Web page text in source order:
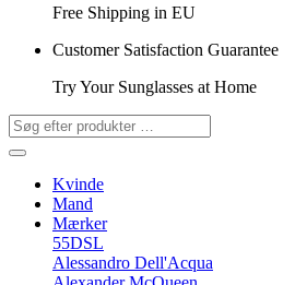
Free Shipping in EU
Customer Satisfaction Guarantee
Try Your Sunglasses at Home
Kvinde
Mand
Mærker
55DSL
Alessandro Dell'Acqua